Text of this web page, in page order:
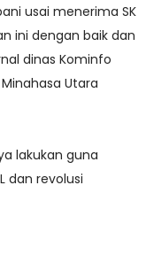
usai menerima SK
ini dengan baik dan
dinas Kominfo
Utara
lakukan guna
dan revolusi